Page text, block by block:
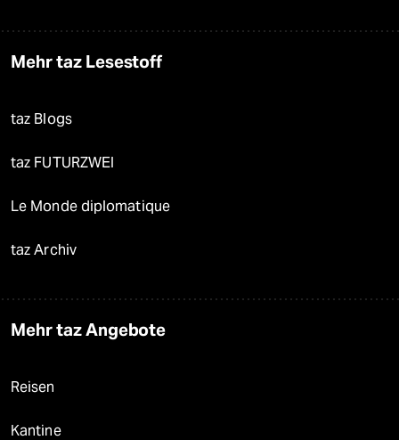
Mehr taz Lesestoff
taz Blogs
taz FUTURZWEI
Le Monde diplomatique
taz Archiv
Mehr taz Angebote
Reisen
Kantine